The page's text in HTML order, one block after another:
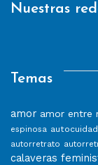
Nuestras
Temas
amor amor entre
espinosa
autorretrato
calaveras